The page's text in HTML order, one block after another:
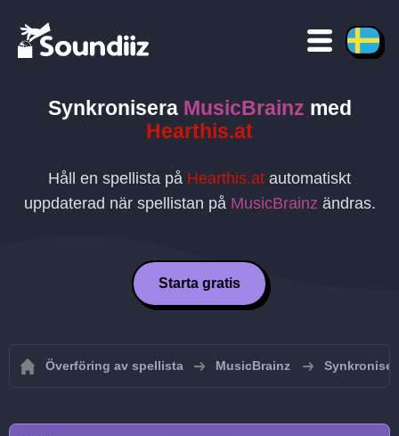
Synkronisera MusicBrainz med
Hearthis.at
Håll en spellista på Hearthis.at automatiskt
uppdaterad när spellistan på MusicBrainz ändras.
Starta gratis
Överföring av spellista MusicBrainz